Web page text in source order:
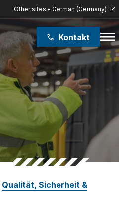
Other sites - German (Germany) open_in_new
phone Kontakt menu
Qualität, Sicherheit &